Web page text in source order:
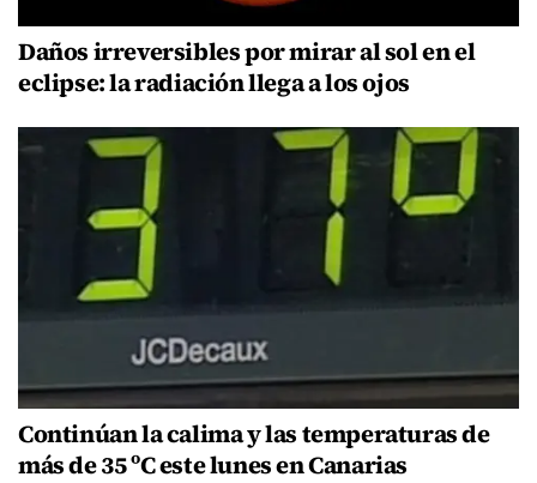
Daños irreversibles por mirar al sol en el
eclipse: la radiación llega a los ojos
Continúan la calima y las temperaturas de
más de 35 ºC este lunes en Canarias